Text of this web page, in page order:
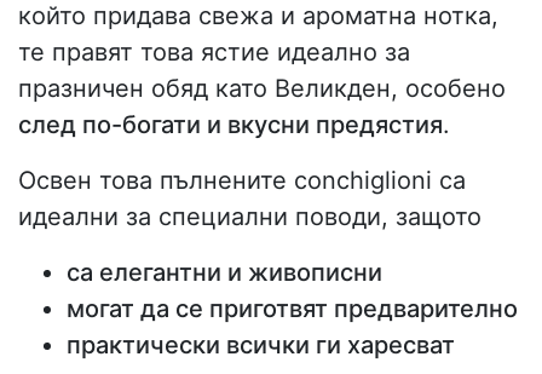
който придава свежа и ароматна нотка,
те правят това ястие идеално за
празничен обяд като Великден, особено
след по-богати и вкусни предястия.
Освен това пълнените conchiglioni са
идеални за специални поводи, защото
са елегантни и живописни
могат да се приготвят предварително
практически всички ги харесват